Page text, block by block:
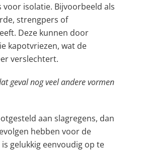
voor isolatie. Bijvoorbeeld als
strengpers of
Deze kunnen door
kapotvriezen, wat de
verslechtert.
geval nog veel andere vormen
aan slagregens, dan
hebben voor de
gelukkig eenvoudig op te